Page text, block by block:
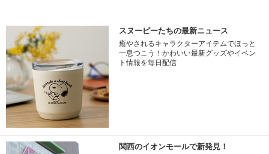
スヌーピーたちの最新ニュース
癒やされるキャラクターアイテムでほっと
一息つこう！かわいい最新グッズやイベン
ト情報を毎日配信
関西のイオンモールで新発見！